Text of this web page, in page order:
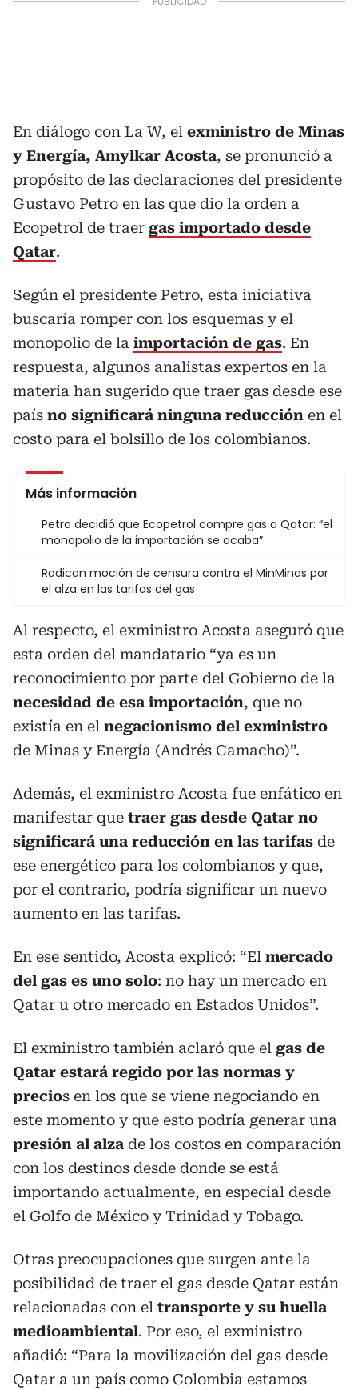
En diálogo con La W, el exministro de Minas
y Energía, Amylkar Acosta, se pronunció a
propósito de las declaraciones del presidente
Gustavo Petro en las que dio la orden a
Ecopetrol de traer gas importado desde
Qatar.
Según el presidente Petro, esta iniciativa
buscaría romper con los esquemas y el
monopolio de la importación de gas. En
respuesta, algunos analistas expertos en la
materia han sugerido que traer gas desde ese
país no significará ninguna reducción en el
costo para el bolsillo de los colombianos.
Más información
Petro decidió que Ecopetrol compre gas a Qatar: “el
monopolio de la importación se acaba”
Radican moción de censura contra el MinMinas por
el alza en las tarifas del gas
Al respecto, el exministro Acosta aseguró que
esta orden del mandatario “ya es un
reconocimiento por parte del Gobierno de la
necesidad de esa importación, que no
existía en el negacionismo del exministro
de Minas y Energía (Andrés Camacho)”.
Además, el exministro Acosta fue enfático en
manifestar que traer gas desde Qatar no
significará una reducción en las tarifas de
ese energético para los colombianos y que,
por el contrario, podría significar un nuevo
aumento en las tarifas.
En ese sentido, Acosta explicó: “El mercado
del gas es uno solo: no hay un mercado en
Qatar u otro mercado en Estados Unidos”.
El exministro también aclaró que el gas de
Qatar estará regido por las normas y
precios en los que se viene negociando en
este momento y que esto podría generar una
presión al alza de los costos en comparación
con los destinos desde donde se está
importando actualmente, en especial desde
el Golfo de México y Trinidad y Tobago.
Otras preocupaciones que surgen ante la
posibilidad de traer el gas desde Qatar están
relacionadas con el transporte y su huella
medioambiental. Por eso, el exministro
añadió: “Para la movilización del gas desde
Qatar a un país como Colombia estamos